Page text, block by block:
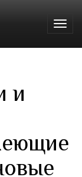
и